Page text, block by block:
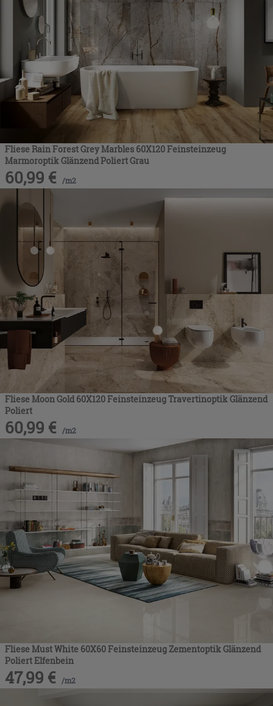
Fliese Rain Forest Grey Marbles 60X120 Feinsteinzeug
Marmoroptik Glänzend Poliert Grau
60,99 € /m2
Fliese Moon Gold 60X120 Feinsteinzeug Travertinoptik Glänzend
Poliert
60,99 € /m2
Fliese Must White 60X60 Feinsteinzeug Zementoptik Glänzend
Poliert Elfenbein
47,99 € /m2